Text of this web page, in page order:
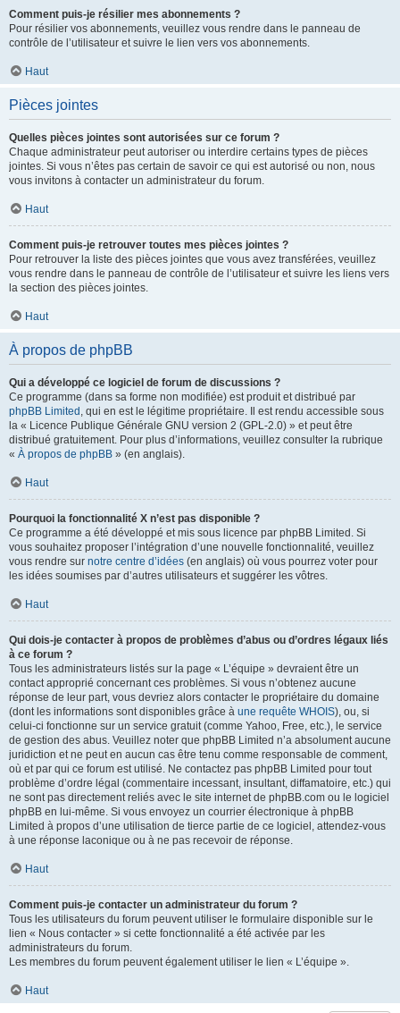
Comment puis-je résilier mes abonnements ?
Pour résilier vos abonnements, veuillez vous rendre dans le panneau de
contrôle de l’utilisateur et suivre le lien vers vos abonnements.
Haut
Pièces jointes
Quelles pièces jointes sont autorisées sur ce forum ?
Chaque administrateur peut autoriser ou interdire certains types de pièces
jointes. Si vous n’êtes pas certain de savoir ce qui est autorisé ou non, nous
vous invitons à contacter un administrateur du forum.
Haut
Comment puis-je retrouver toutes mes pièces jointes ?
Pour retrouver la liste des pièces jointes que vous avez transférées, veuillez
vous rendre dans le panneau de contrôle de l’utilisateur et suivre les liens vers
la section des pièces jointes.
Haut
À propos de phpBB
Qui a développé ce logiciel de forum de discussions ?
Ce programme (dans sa forme non modifiée) est produit et distribué par
phpBB Limited , qui en est le légitime propriétaire. Il est rendu accessible sous
la « Licence Publique Générale GNU version 2 (GPL-2.0) » et peut être
distribué gratuitement. Pour plus d’informations, veuillez consulter la rubrique
« À propos de phpBB » (en anglais).
Haut
Pourquoi la fonctionnalité X n’est pas disponible ?
Ce programme a été développé et mis sous licence par phpBB Limited. Si
vous souhaitez proposer l’intégration d’une nouvelle fonctionnalité, veuillez
vous rendre sur notre centre d’idées (en anglais) où vous pourrez voter pour
les idées soumises par d’autres utilisateurs et suggérer les vôtres.
Haut
Qui dois-je contacter à propos de problèmes d’abus ou d’ordres légaux liés
à ce forum ?
Tous les administrateurs listés sur la page « L’équipe » devraient être un
contact approprié concernant ces problèmes. Si vous n’obtenez aucune
réponse de leur part, vous devriez alors contacter le propriétaire du domaine
(dont les informations sont disponibles grâce à une requête WHOIS), ou, si
celui-ci fonctionne sur un service gratuit (comme Yahoo, Free, etc.), le service
de gestion des abus. Veuillez noter que phpBB Limited n’a absolument aucune
juridiction et ne peut en aucun cas être tenu comme responsable de comment,
où et par qui ce forum est utilisé. Ne contactez pas phpBB Limited pour tout
problème d’ordre légal (commentaire incessant, insultant, diffamatoire, etc.) qui
ne sont pas directement reliés avec le site internet de phpBB.com ou le logiciel
phpBB en lui-même. Si vous envoyez un courrier électronique à phpBB
Limited à propos d’une utilisation de tierce partie de ce logiciel, attendez-vous
à une réponse laconique ou à ne pas recevoir de réponse.
Haut
Comment puis-je contacter un administrateur du forum ?
Tous les utilisateurs du forum peuvent utiliser le formulaire disponible sur le
lien « Nous contacter » si cette fonctionnalité a été activée par les
administrateurs du forum.
Les membres du forum peuvent également utiliser le lien « L’équipe ».
Haut